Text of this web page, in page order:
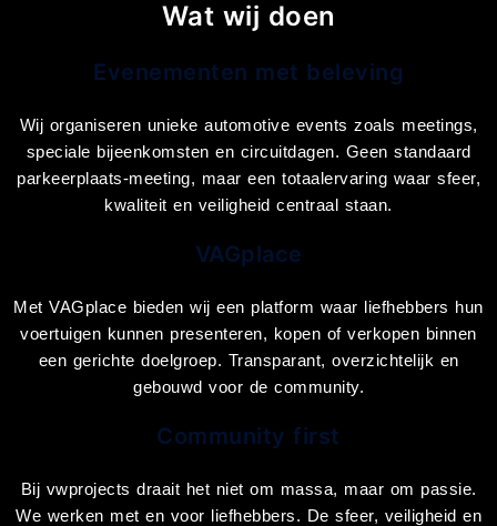
Wat wij doen
Evenementen met beleving
Wij organiseren unieke automotive events zoals meetings,
speciale bijeenkomsten en circuitdagen. Geen standaard
parkeerplaats-meeting, maar een totaalervaring waar sfeer,
kwaliteit en veiligheid centraal staan.
VAGplace
Met VAGplace bieden wij een platform waar liefhebbers hun
voertuigen kunnen presenteren, kopen of verkopen binnen
een gerichte doelgroep. Transparant, overzichtelijk en
gebouwd voor de community.
Community first
Bij vwprojects draait het niet om massa, maar om passie.
We werken met en voor liefhebbers. De sfeer, veiligheid en